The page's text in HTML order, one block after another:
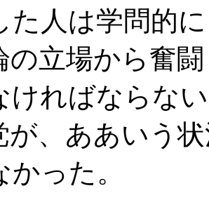
た人は学問的
の立場から奮
ければならな
が、ああいう
った。